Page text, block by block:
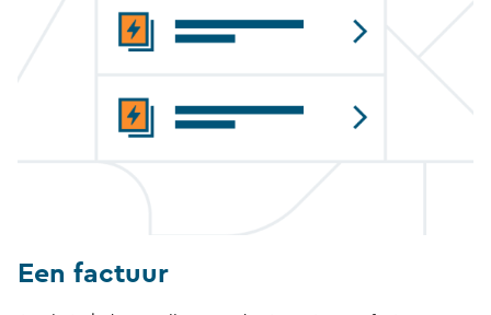
Een factuur